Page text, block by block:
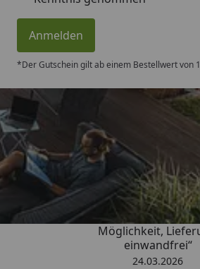
Anmelden
*Der Gutschein gilt ab einem Bestellwert von
Trusted Shops
4,50/ 5
„Einfache Bestellung,
Möglichkeit, Lieferung
einwandfrei“
24.03.2026